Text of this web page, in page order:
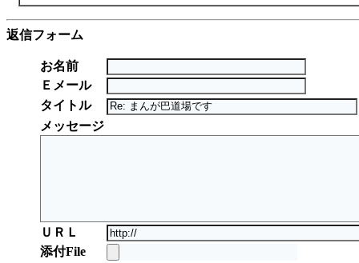
返信フォーム
お名前
Ｅメール
タイトル
メッセージ
ＵＲＬ
添付File